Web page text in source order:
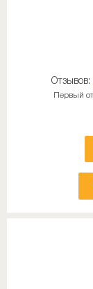
Отзывов:
Первый